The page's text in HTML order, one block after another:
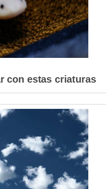
con estas criaturas